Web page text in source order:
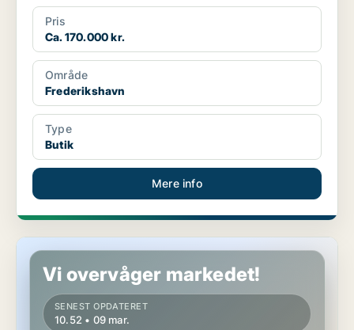
Pris
Ca. 170.000 kr.
Område
Frederikshavn
Type
Butik
Mere info
Butik i Frederikshavn
Vi overvåger markedet!
SENEST OPDATERET
10.52 • 09 mar.